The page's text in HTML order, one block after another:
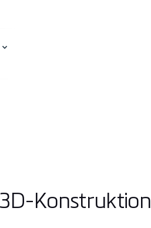
Konstruktion